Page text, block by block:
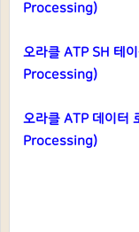
Processing)
오라클 ATP SH 테
Processing)
오라클 ATP 데이
Processing)